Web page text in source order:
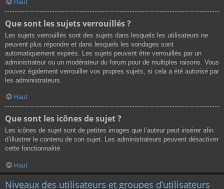
Haut
Que sont les sujets verrouillés ?
Les sujets verrouillés sont des sujets dans lesquels les utilisateurs ne
peuvent plus répondre et dans lesquels les sondages sont
automatiquement expirés. Les sujets peuvent être verrouillés par un
administrateur ou un modérateur du forum pour de multiples raisons. Vous
pouvez également verrouiller vos propres sujets, si cela a été autorisé par
les administrateurs.
Haut
Que sont les icônes de sujet ?
Les icônes de sujet sont de petites images que l’auteur peut insérer afin
d’illustrer le contenu de son sujet. Les administrateurs peuvent désactiver
cette fonctionnalité.
Haut
Niveaux des utilisateurs et groupes d’utilisateurs